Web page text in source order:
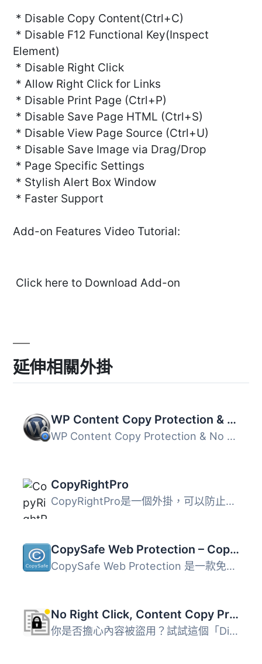
* Disable Copy Content(Ctrl+C)
* Disable F12 Functional Key(Inspect
Element)
* Disable Right Click
* Allow Right Click for Links
* Disable Print Page (Ctrl+P)
* Disable Save Page HTML (Ctrl+S)
* Disable View Page Source (Ctrl+U)
* Disable Save Image via Drag/Drop
* Page Specific Settings
* Stylish Alert Box Window
* Faster Support
Add-on Features Video Tutorial:
Click here to Download Add-on
延伸相關外掛
WP Content Copy Protection & No Right Click
WP Content Copy Protection & No Right Click 外掛旨在...
CopyRightPro
CopyRightPro是一個外掛，可以防止從您的部落格複製文字和圖...
CopySafe Web Protection – Copy Protect Images
CopySafe Web Protection 是一款免費的 WordPress 外掛，透過...
No Right Click, Content Copy Protection, Disable Right Click by RB
你是否擔心內容被盜用？試試這個「Disable Right Click - Wor...